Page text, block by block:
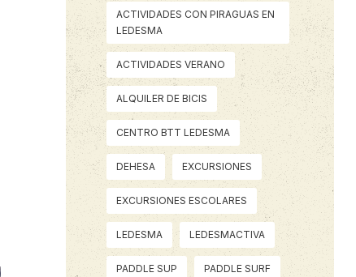
ACTIVIDADES CON PIRAGUAS EN
LEDESMA
ACTIVIDADES VERANO
ALQUILER DE BICIS
CENTRO BTT LEDESMA
DEHESA EXCURSIONES
EXCURSIONES ESCOLARES
LEDESMA LEDESMACTIVA
PADDLE SUP PADDLE SURF